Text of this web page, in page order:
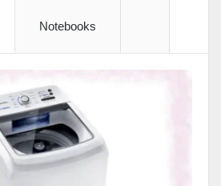
Notebooks